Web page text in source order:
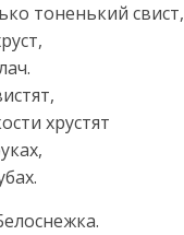
тоненький свист,
хрустят